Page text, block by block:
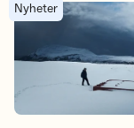
Film - Vi som
Nyheter